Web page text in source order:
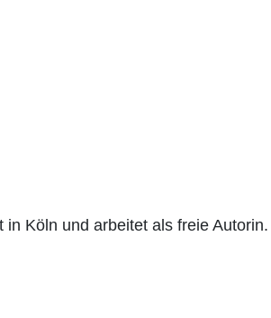
Köln und arbeitet als freie